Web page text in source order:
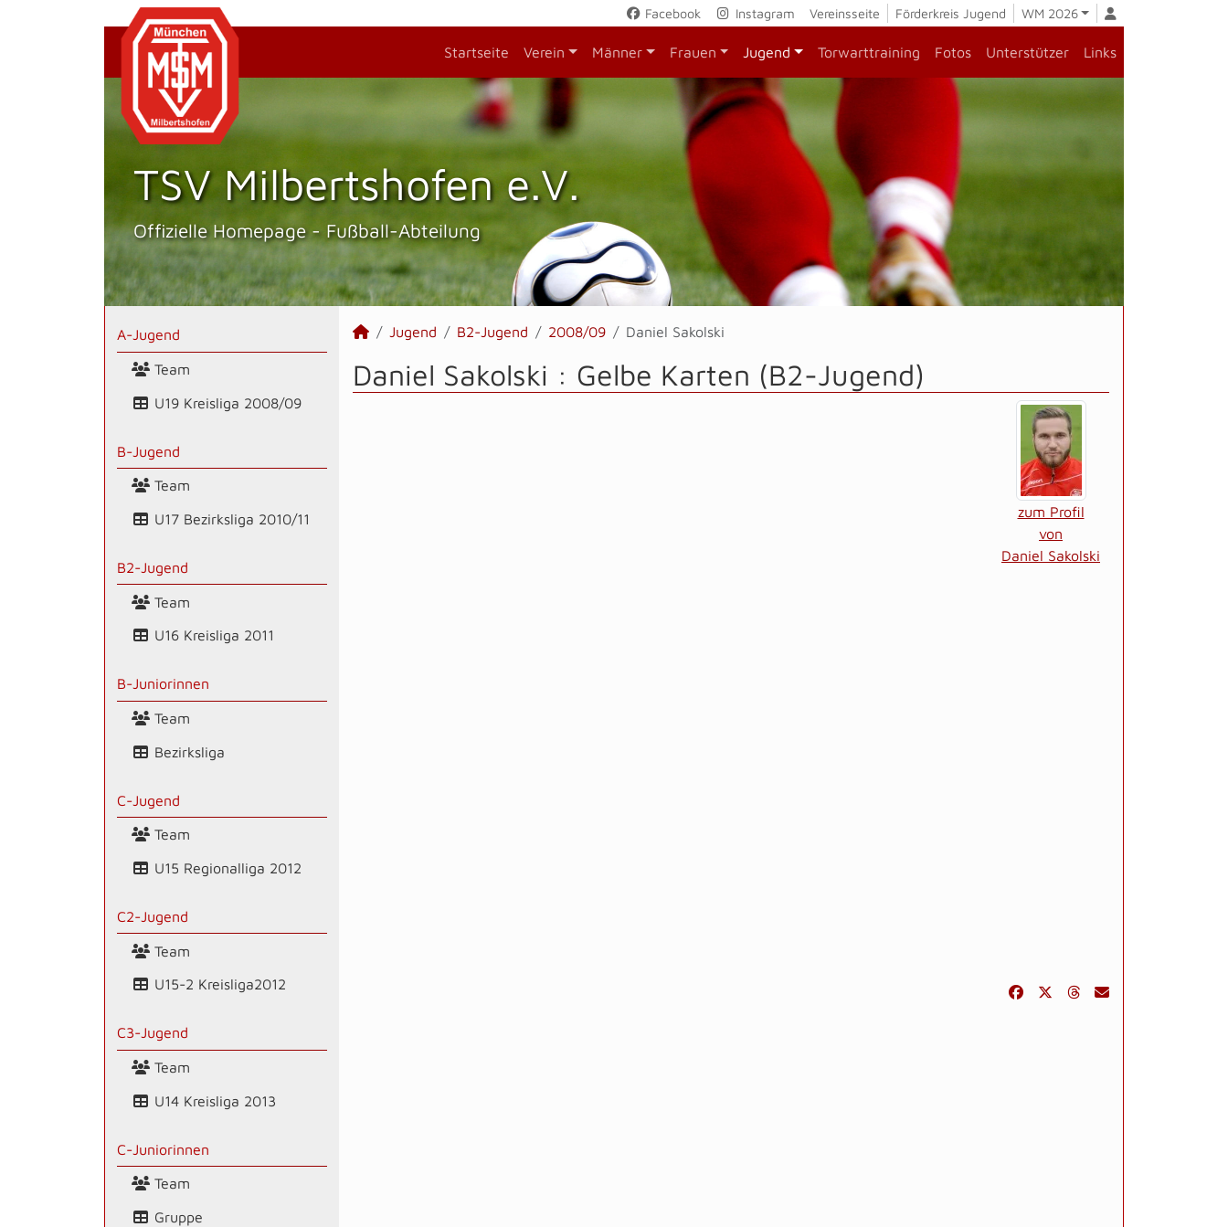
Facebook Instagram Vereinsseite Förderkreis Jugend WM 2026
Startseite Verein Männer Frauen Jugend Torwarttraining Fotos Unterstützer Links
TSV Milbertshofen e.V.
Offizielle Homepage - Fußball-Abteilung
A-Jugend
Team
U19 Kreisliga 2008/09
B-Jugend
Team
U17 Bezirksliga 2010/11
B2-Jugend
Team
U16 Kreisliga 2011
B-Juniorinnen
Team
Bezirksliga
C-Jugend
Team
U15 Regionalliga 2012
C2-Jugend
Team
U15-2 Kreisliga2012
C3-Jugend
Team
U14 Kreisliga 2013
C-Juniorinnen
Team
Gruppe
Jugend B2-Jugend 2008/09 Daniel Sakolski
Daniel Sakolski : Gelbe Karten (B2-Jugend)
zum Profil
von
Daniel Sakolski